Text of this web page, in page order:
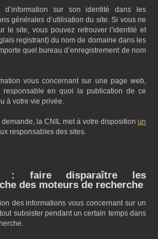
d’information sur son identité dans les
générales d’utilisation du site. Si vous ne
le site, vous pouvez retrouver l’identité et
registrant) du nom de domaine dans les
quel bureau d’enregistrement de nom
vous concernant sur une page web,
en quoi la publication de ce
à votre vie privée.
la CNIL met à votre disposition un
responsables des sites.
: faire disparaître les
des moteurs de recherche
des informations vous concernant sur un
subsister pendant un certain temps dans